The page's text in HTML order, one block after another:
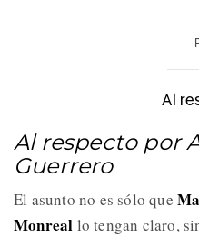
Al
Al respecto por
Guerrero
El asunto no es sólo que
Monreal lo tengan claro,